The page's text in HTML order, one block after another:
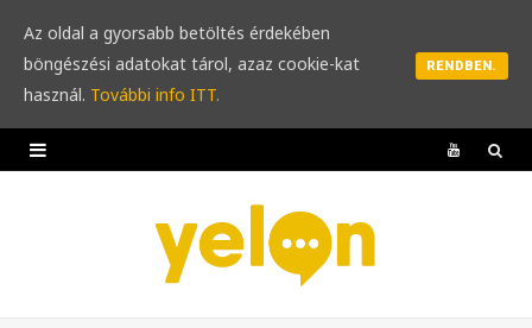
Y
u
Az oldal a gyorsabb betöltés érdekében
böngészési adatokat tárol, azaz cookie-kat
használ. További info ITT.
RENDBEN.